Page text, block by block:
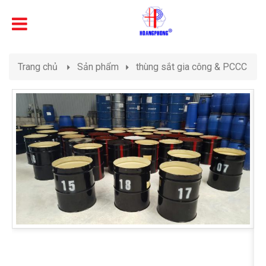
Trang chủ Sản phẩm thùng sắt gia công & PCCC